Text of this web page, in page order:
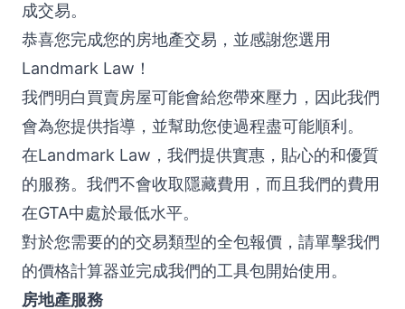
成交易。
恭喜您完成您的房地產交易，並感謝您選用
Landmark Law！
我們明白買賣房屋可能會給您帶來壓力，因此我們
會為您提供指導，並幫助您使過程盡可能順利。
在Landmark Law，我們提供實惠，貼心的和優質
的服務。我們不會收取隱藏費用，而且我們的費用
在GTA中處於最低水平。
對於您需要的的交易類型的全包報價，請單擊我們
的價格計算器並完成我們的工具包開始使用。
房地產服務